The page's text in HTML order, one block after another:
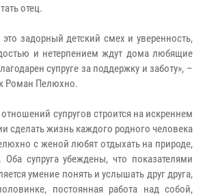
отец.
задорный детский смех и уверенность,
и нетерпением ждут дома любящие
супруге за поддержку и заботу», –
Роман Пелюхно.
супругов строится на искреннем
сделать жизнь каждого родного человека
с женой любят отдыхать на природе,
Оба супруга убеждены, что показателями
умение понять и услышать друг друга,
постоянная работа над собой,